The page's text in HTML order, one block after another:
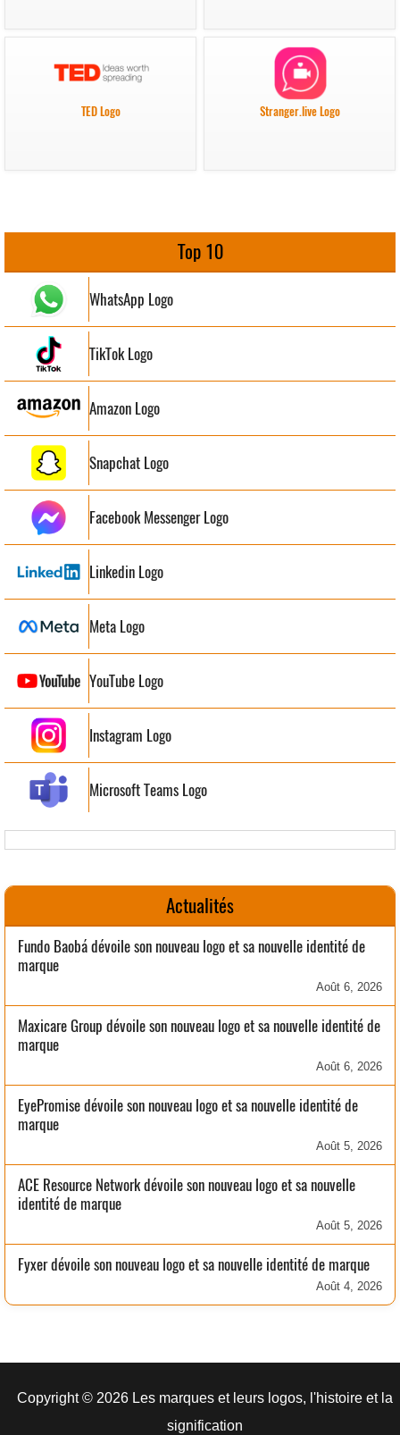
TED Logo Stranger.live Logo
Top 10
WhatsApp Logo
TikTok Logo
Amazon Logo
Snapchat Logo
Facebook Messenger Logo
Linkedin Logo
Meta Logo
YouTube Logo
Instagram Logo
Microsoft Teams Logo
Actualités
Fundo Baobá dévoile son nouveau logo et sa nouvelle identité de
marque
Août 6, 2026
Maxicare Group dévoile son nouveau logo et sa nouvelle identité de
marque
Août 6, 2026
EyePromise dévoile son nouveau logo et sa nouvelle identité de
marque
Août 5, 2026
ACE Resource Network dévoile son nouveau logo et sa nouvelle
identité de marque
Août 5, 2026
Fyxer dévoile son nouveau logo et sa nouvelle identité de marque
Août 4, 2026
Copyright © 2026 Les marques et leurs logos, l'histoire et la
signification